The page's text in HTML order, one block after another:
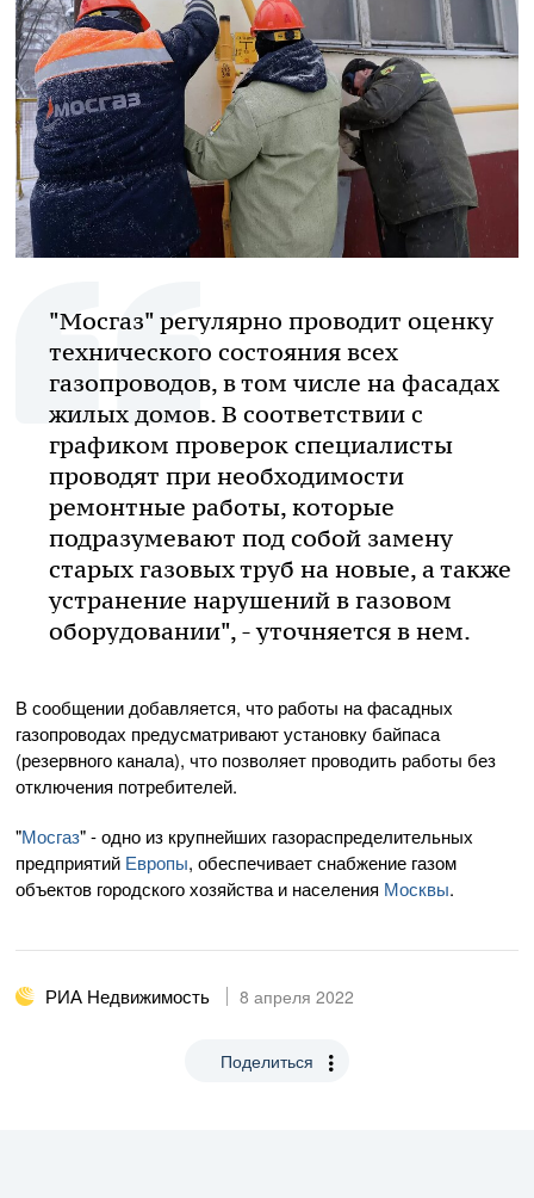
"Мосгаз" регулярно проводит оценку
технического состояния всех
газопроводов, в том числе на фасадах
жилых домов. В соответствии с
графиком проверок специалисты
проводят при необходимости
ремонтные работы, которые
подразумевают под собой замену
старых газовых труб на новые, а также
устранение нарушений в газовом
оборудовании", - уточняется в нем.
В сообщении добавляется, что работы на фасадных
газопроводах предусматривают установку байпаса
(резервного канала), что позволяет проводить работы без
отключения потребителей.
"Мосгаз" - одно из крупнейших газораспределительных
предприятий Европы, обеспечивает снабжение газом
объектов городского хозяйства и населения Москвы.
РИА Недвижимость 8 апреля 2022
Поделиться